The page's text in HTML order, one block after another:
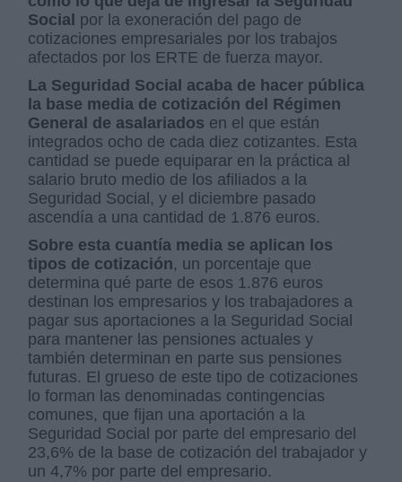
Social por la exoneración del pago de
cotizaciones empresariales por los trabajos
afectados por los ERTE de fuerza mayor.
La Seguridad Social acaba de hacer pública
la base media de cotización del Régimen
General de asalariados en el que están
integrados ocho de cada diez cotizantes. Esta
cantidad se puede equiparar en la práctica al
salario bruto medio de los afiliados a la
Seguridad Social, y el diciembre pasado
ascendía a una cantidad de 1.876 euros.
Sobre esta cuantía media se aplican los
tipos de cotización, un porcentaje que
determina qué parte de esos 1.876 euros
destinan los empresarios y los trabajadores a
pagar sus aportaciones a la Seguridad Social
para mantener las pensiones actuales y
también determinan en parte sus pensiones
futuras. El grueso de este tipo de cotizaciones
lo forman las denominadas contingencias
comunes, que fijan una aportación a la
Seguridad Social por parte del empresario del
23,6% de la base de cotización del trabajador y
un 4,7% por parte del empresario.